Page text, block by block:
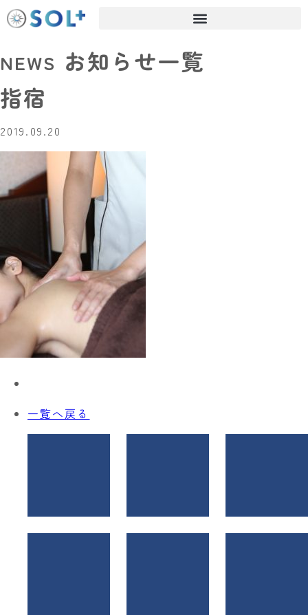
NEWS お知らせ一覧
指宿
2019.09.20
一覧へ戻る